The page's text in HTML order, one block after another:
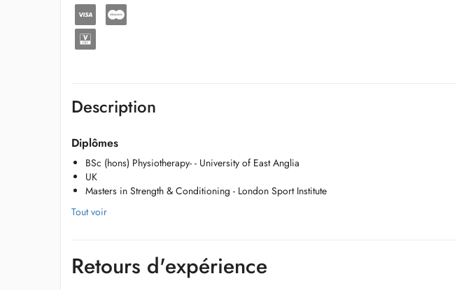
Description
Diplômes
BSc (hons) Physiotherapy- - University of East Anglia
UK
Masters in Strength & Conditioning - London Sport Institute
Tout voir
Retours d'expérience